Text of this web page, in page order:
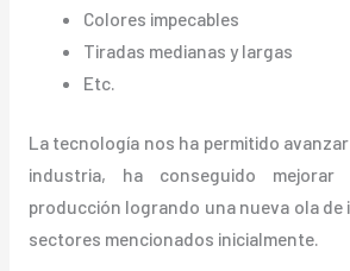
Colores impecables
Tiradas medianas y largas
Etc.
La tecnología nos ha permitido
industria, ha conseguido
producción logrando una nueva ola de
sectores mencionados inicialmente.